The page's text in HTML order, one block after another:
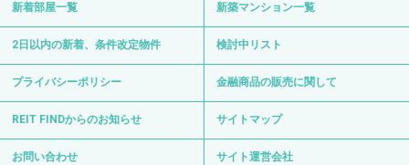
新着部屋一覧 新築マンション一覧
2日以内の新着、条件改定物件 検討中リスト
プライバシーポリシー 金融商品の販売に関して
REIT FINDからのお知らせ サイトマップ
お問い合わせ サイト運営会社